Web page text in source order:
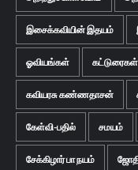
இசைக்கவியின் இதயம்
ஓவியங்கள் கட்டுரைகள்
கவியரசு கண்ணதாசன்
கேள்வி-பதில் சமயம்
சேக்கிழார் பா நயம்